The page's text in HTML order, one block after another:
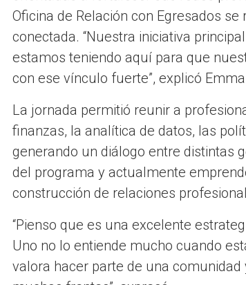
Oficina de Relación con Egresados
conectada. “Nuestra iniciativa
estamos teniendo aquí para que
con ese vínculo fuerte”, explicó
La jornada permitió reunir a
finanzas, la analítica de datos, las
generando un diálogo entre distintas
del programa y actualmente
construcción de relaciones
“Pienso que es una excelente
Uno no lo entiende mucho cuando
valora hacer parte de una